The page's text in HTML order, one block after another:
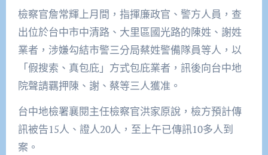
檢察官詹常輝上月間，指揮廉政官、警方人員，查
出位於台中市中清路、大里區國光路的陳姓、謝姓
業者，涉嫌勾結市警三分局蔡姓警備隊員等人，以
「假搜索、真包庇」方式包庇業者，訊後向台中地
院聲請羈押陳、謝、蔡等三人獲准。
台中地檢署襄閱主任檢察官洪家原說，檢方預計傳
訊被告15人、證人20人，至上午已傳訊10多人到
案。